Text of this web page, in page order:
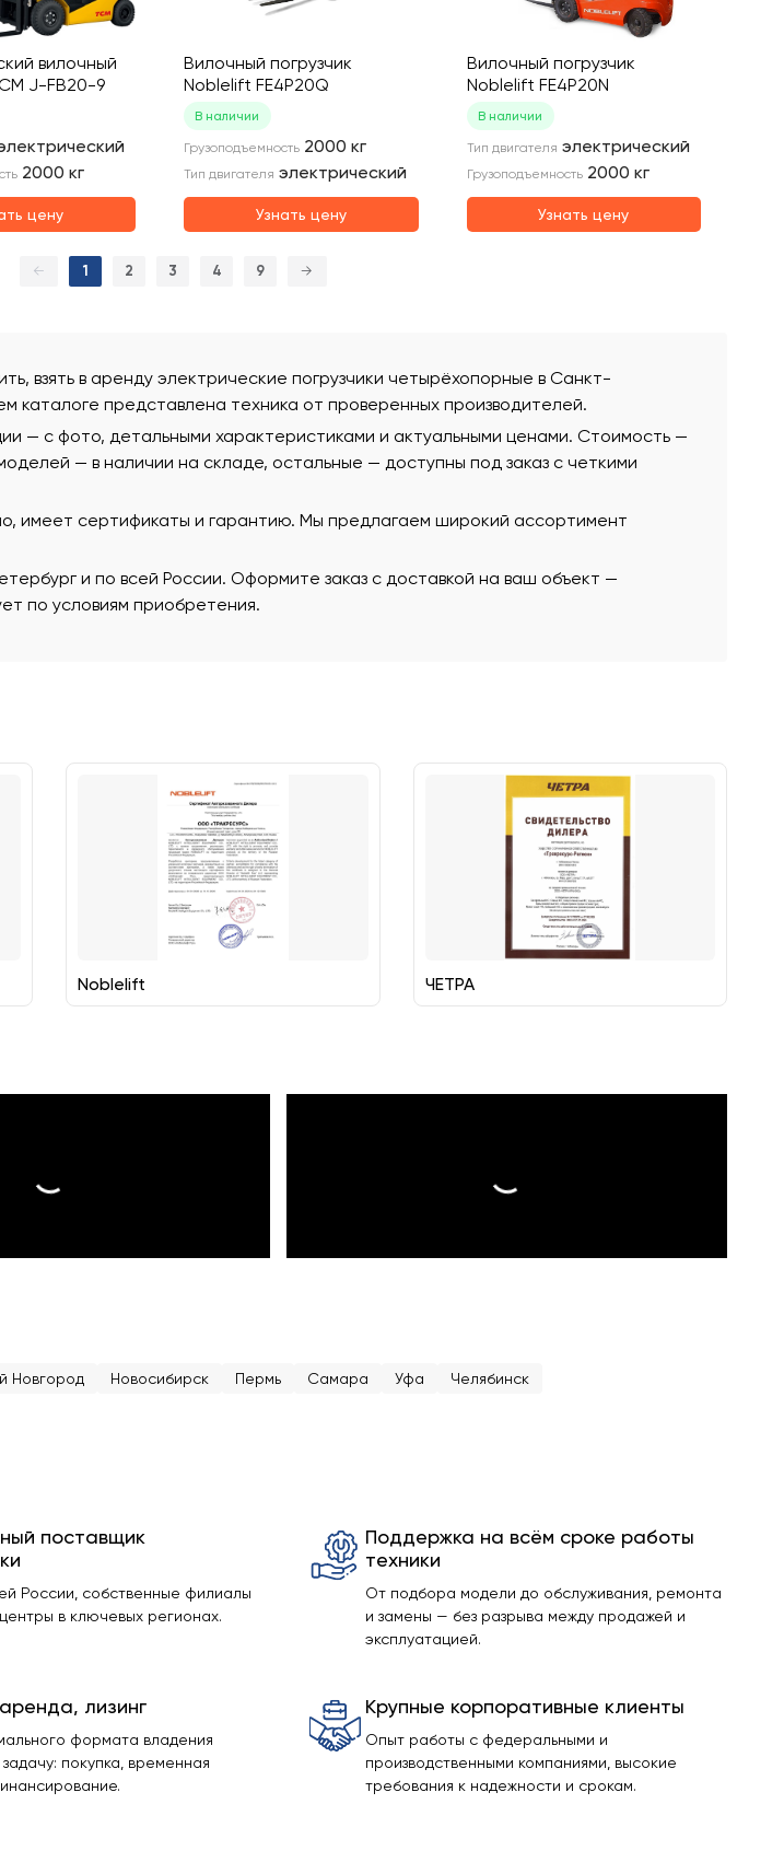
вилочный
J-FB20-9
2000 кг
цену
Вилочный погрузчик
Noblelift FE4P20Q
В наличии
Грузоподъемность 2000 кг
Тип двигателя электрический
Узнать цену
Вилочный погрузчик
Noblelift FE4P20N
В наличии
Тип двигателя электрический
Грузоподъемность 2000 кг
Узнать цену
← 1 2 3 4 9 →
взять в аренду электрические погрузчики четырёхопорные в Санкт-
каталоге представлена техника от проверенных производителей.
— с фото, детальными характеристиками и актуальными ценами. Стоимость —
— в наличии на складе, остальные — доступны под заказ с четкими
имеет сертификаты и гарантию. Мы предлагаем широкий ассортимент
и по всей России. Оформите заказ с доставкой на ваш объект —
по условиям приобретения.
Noblelift ЧЕТРА
Новгород Новосибирск Пермь Самара Уфа Челябинск
поставщик
России, собственные филиалы
в ключевых регионах.
Поддержка на всём сроке работы
техники
От подбора модели до обслуживания, ремонта
и замены — без разрыва между продажей и
эксплуатацией.
лизинг
формата владения
покупка, временная
Крупные корпоративные клиенты
Опыт работы с федеральными и
производственными компаниями, высокие
требования к надежности и срокам.